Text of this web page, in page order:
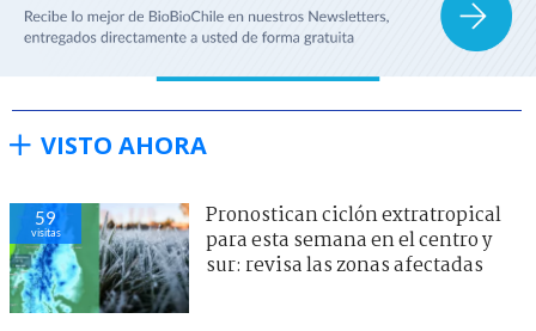
VISTO AHORA
59
visitas
Pronostican ciclón extratropical
para esta semana en el centro y
sur: revisa las zonas afectadas